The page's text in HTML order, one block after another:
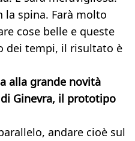
la spina. Farà molto
cose belle e queste
dei tempi, il risultato è
alla grande novità
Ginevra, il prototipo
andare cioè sul